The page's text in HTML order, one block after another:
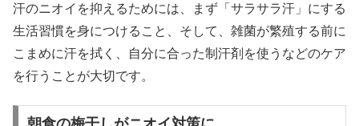
汗のニオイを抑えるためには、まず「サラサラ汗」にする
生活習慣を身につけること、そして、雑菌が繁殖する前に
こまめに汗を拭く、自分に合った制汗剤を使うなどのケア
を行うことが大切です。